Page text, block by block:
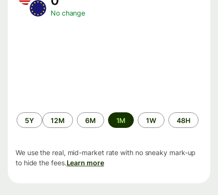
No change
الفترة
الزمنية
48H
1W
1M
6M
12M
5Y
We use the real, mid-market rate with no sneaky mark-up
to hide the fees.Learn more